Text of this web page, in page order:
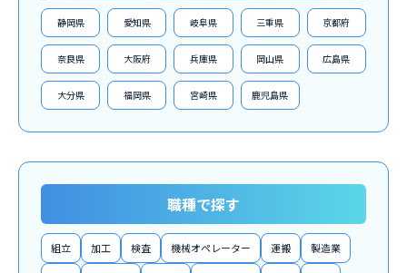
静岡県 愛知県 岐阜県 三重県 京都府
奈良県 大阪府 兵庫県 岡山県 広島県
大分県 福岡県 宮崎県 鹿児島県
職種で探す
組立 加工 検査 機械オペレーター 運搬 製造業